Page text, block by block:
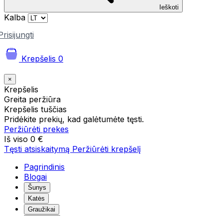
Ieškoti
Kalba
Krepšelis 0
×
Krepšelis
Greita peržiūra
Krepšelis tuščias
Pridėkite prekių, kad galėtumėte tęsti.
Peržiūrėti prekes
Iš viso 0 €
Tęsti atsiskaitymą Peržiūrėti krepšelį
Pagrindinis
Blogai
Šunys
Katės
Graužikai